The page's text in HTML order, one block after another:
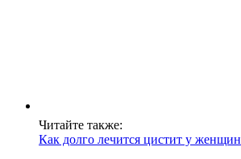
Читайте также:
Как долго лечится цистит у женщин